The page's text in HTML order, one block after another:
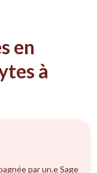
en
à
par un.e Sage